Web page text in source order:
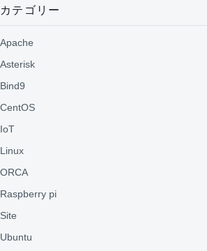
カテゴリー
Apache
Asterisk
Bind9
CentOS
IoT
Linux
ORCA
Raspberry pi
Site
Ubuntu